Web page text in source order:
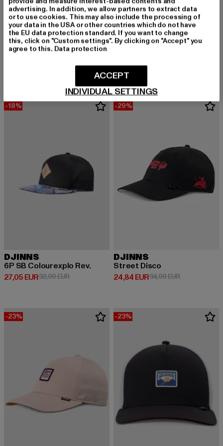
DJINNS
Dad Cap Guy in a Cup
Derzeitiger Preis: 27,05 EURAktionspreis: 32,99 EUR
DJINNS
27,05 EUR
Derzeitiger Preis: 27,05 EUR
-18%
DJINNS
6P SB Colourexplo Rev.
27,05 EUR
Derzeitiger Preis: 27,05 EUR
32,99 EURAktionspreis: 32,99 EUR
-29%
DJINNS
Street Disco
24,84 EUR
Derzeitiger Preis: 24,84 EUR
34,99 EURAktionspreis:
-23% -23%
advertising. In addition, we allow partners to extract data
or to use cookies. This may also include the processing of
your data in the USA or other countries which do not have
the EU data protection standard. If you want to change
this, click on "Custom settings". By clicking on "Accept" you
agree to this. Data protection
INDIVIDUAL SETTINGS
ACCEPT